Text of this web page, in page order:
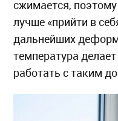
сжимается,
лучше «прийти в
дальнейших
температура
работать с таким